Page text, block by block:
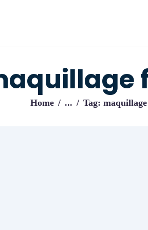
Home ... Tag:
IJENI